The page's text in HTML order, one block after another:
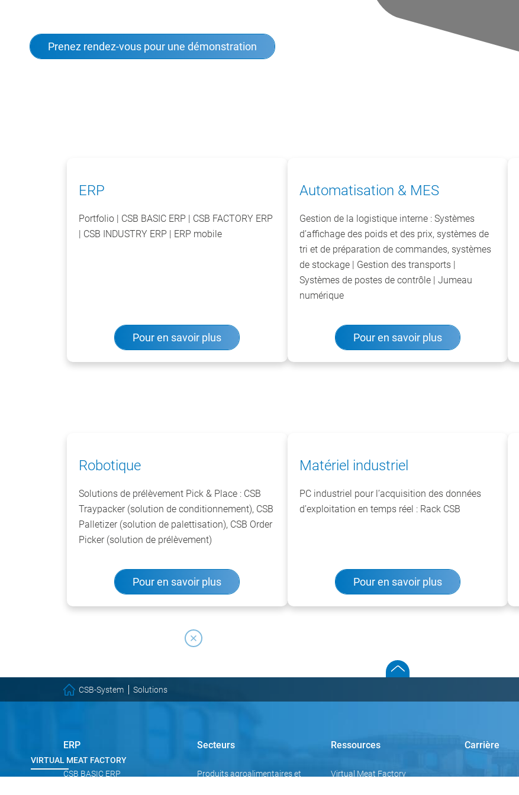
Prenez rendez-vous pour une démonstration
ERP
Portfolio | CSB BASIC ERP | CSB FACTORY ERP
| CSB INDUSTRY ERP | ERP mobile
Pour en savoir plus
Automatisation & MES
Gestion de la logistique interne : Systèmes
d’affichage des poids et des prix, systèmes de
tri et de préparation de commandes, systèmes
de stockage | Gestion des transports |
Systèmes de postes de contrôle | Jumeau
numérique
Pour en savoir plus
Robotique
Solutions de prélèvement Pick & Place : CSB
Traypacker (solution de conditionnement), CSB
Palletizer (solution de palettisation), CSB Order
Picker (solution de prélèvement)
Pour en savoir plus
Matériel industriel
PC industriel pour l’acquisition des données
d’exploitation en temps réel : Rack CSB
Pour en savoir plus
CSB-System Solutions
ERP
CSB BASIC ERP
Secteurs
Produits agroalimentaires et
Ressources
Virtual Meat Factory
Carrière
VIRTUAL MEAT FACTORY